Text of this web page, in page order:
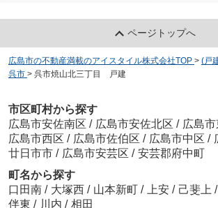
ページトップへ
広島市の不動産満載のアイスタイル株式会社TOP > (戸
呉市 > 呉市焼山北三丁目 戸建
市区町村から探す
広島市安佐南区 / 広島市安佐北区 / 広島
広島市西区 / 広島市佐伯区 / 広島市中区 /
廿日市市 / 広島市安芸区 / 安芸郡府中町
町名から探す
口田南 / 大塚西 / 山本新町 / 上安 / 己斐上 /
伴東 / 川内 / 相田